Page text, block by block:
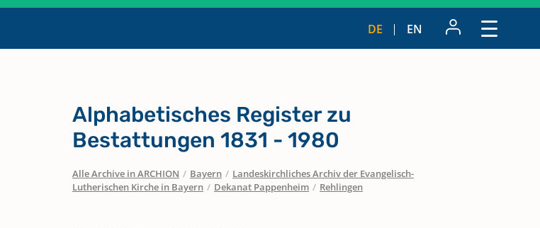
DE EN
Alphabetisches Register zu
Bestattungen 1831 - 1980
Alle Archive in ARCHION / Bayern / Landeskirchliches Archiv der Evangelisch-
Lutherischen Kirche in Bayern / Dekanat Pappenheim / Rehlingen